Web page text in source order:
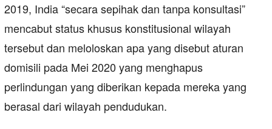
2019, India “secara sepihak dan tanpa konsultasi”
mencabut status khusus konstitusional wilayah
tersebut dan meloloskan apa yang disebut aturan
domisili pada Mei 2020 yang menghapus
perlindungan yang diberikan kepada mereka yang
berasal dari wilayah pendudukan.